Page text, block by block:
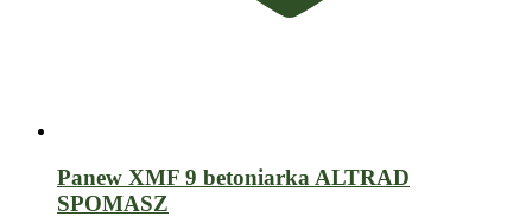
Panew XMF 9 betoniarka ALTRAD
SPOMASZ